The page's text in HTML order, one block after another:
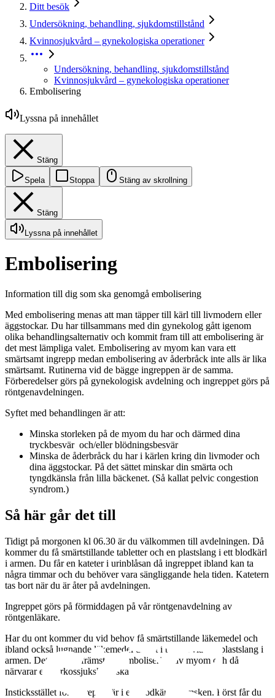
Ditt besök
Undersökning, behandling, sjukdomstillstånd
Kvinnosjukvård – gynekologiska operationer
Undersökning, behandling, sjukdomstillstånd
Kvinnosjukvård – gynekologiska operationer
Embolisering
Lyssna på innehållet
Stäng
Spela Stoppa Stäng av skrollning
Stäng
Lyssna på innehållet
Embolisering
Information till dig som ska genomgå embolisering
Med embolisering menas att man täpper till kärl till livmodern eller
äggstockar. Du har tillsammans med din gynekolog gått igenom
olika behandlingsalternativ och kommit fram till att embolisering är
det mest lämpliga valet. Embolisering av myom kan vara ett
smärtsamt ingrepp medan embolisering av åderbråck inte alls är lika
smärtsamt. Rutinerna vid de bägge ingreppen är de samma.
Förberedelser görs på gynekologisk avdelning och ingreppet görs på
röntgenavdelningen.
Syftet med behandlingen är att:
Minska storleken på de myom du har och därmed dina
tryckbesvär och/eller blödningsbesvär
Minska de åderbråck du har i kärlen kring din livmoder och
dina äggstockar. På det sättet minskar din smärta och
tyngdkänsla från lilla bäckenet. (Så kallat pelvic congestion
syndrom.)
Så här går det till
Tidigt på morgonen kl 06.30 är du välkommen till avdelningen. Då
kommer du få smärtstillande tabletter och en plastslang i ett blodkärl
i armen. Du får en kateter i urinblåsan då ingreppet ibland kan ta
några timmar och du behöver vara sängliggande hela tiden. Katetern
tas bort när du är åter på avdelningen.
Ingreppet görs på förmiddagen på vår röntgenavdelning av
röntgenläkare.
Har du ont kommer du vid behov få smärtstillande läkemedel och
ibland också lugnande läkemedel direkt i blodet via din plastslang i
armen. Detta gäller främst vid embolisering av myom och då
närvarar en narkossjuksköterska.
Insticksstället för ingreppet är i ett blodkärl i ljumsken. Först får du